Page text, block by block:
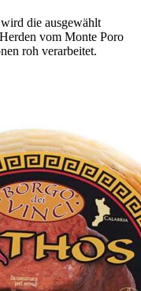
die ausgewählt
vom Monte Poro
roh verarbeitet.